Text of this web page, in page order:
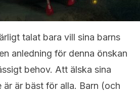
talat bara vill sina barns
anledning för denna önskan
behov. Att älska sina
är är bäst för alla. Barn (och